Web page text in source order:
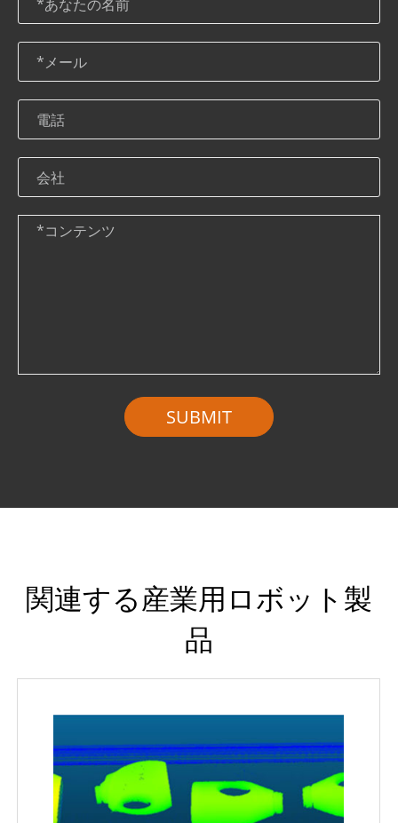
関連する産業用ロボット製
品